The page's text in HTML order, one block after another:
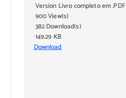
Version Livro completo em .PDF
900 View(s)
382 Download(s)
149.29 KB
Download